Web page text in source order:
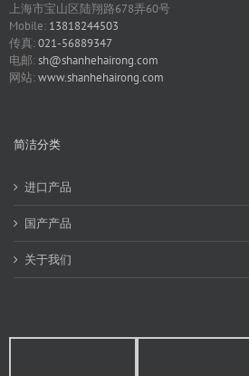
上海市宝山区陆翔路678弄60号
Mobile: 13818244503
传真:021-56889347
电邮:sh@shanhehairong.com
网站:www.shanhehairong.com
简洁分类
进口产品
国产产品
关于我们